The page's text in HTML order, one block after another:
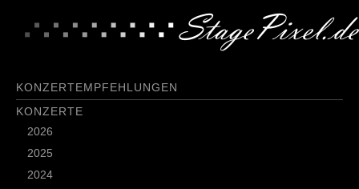
KONZERTEMPFEHLUNGEN
KONZERTE
2026
2025
2024